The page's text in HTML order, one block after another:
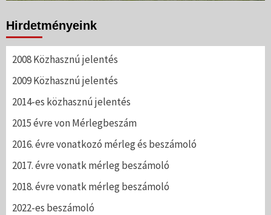
Hirdetményeink
2008 Közhasznú jelentés
2009 Közhasznú jelentés
2014-es közhasznú jelentés
2015 évre von Mérlegbeszám
2016. évre vonatkozó mérleg és beszámoló
2017. évre vonatk mérleg beszámoló
2018. évre vonatk mérleg beszámoló
2022-es beszámoló